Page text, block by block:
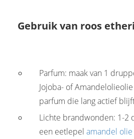
Gebruik van roos
Parfum: maak van 1
Jojoba- of
parfum die lang actief
Lichte brandwonden: 1-2
een eetlepelamandel olie